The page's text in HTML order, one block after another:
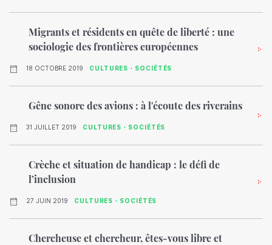
Migrants et résidents en quête de liberté : une
sociologie des frontières européennes
18 OCTOBRE 2019 CULTURES・SOCIÉTÉS
Gêne sonore des avions : à l'écoute des riverains
31 JUILLET 2019 CULTURES・SOCIÉTÉS
Crèche et situation de handicap : le défi de
l’inclusion
27 JUIN 2019 CULTURES・SOCIÉTÉS
Chercheuse et chercheur, êtes-vous libre et